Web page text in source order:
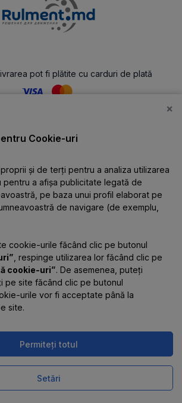
pot fi plătite cu carduri de plată
online funcționează
×
Cookie-uri
și de terți pentru a analiza utilizarea
pentru a afișa publicitate legată de
pe baza unui profil elaborat pe
de navigare (de exemplu,
cookie-urile făcând clic pe butonul
, respinge utilizarea lor făcând clic pe
cookie-uri”. De asemenea, puteți
pe site făcând clic pe butonul
urile vor fi acceptate până la
site.
Permiteți totul
Setări